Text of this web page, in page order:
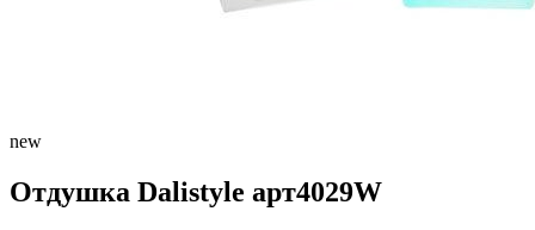
new
Отдушка Dalistyle арт4029W